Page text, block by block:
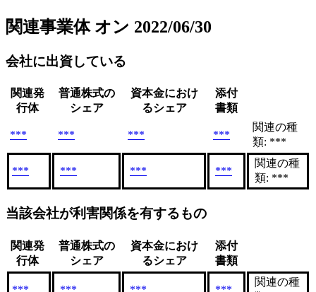
関連事業体 オン 2022/06/30
会社に出資している
関連発
行体
普通株式の
シェア
資本金におけ
るシェア
添付
書類
*** *** *** ***
関連の種
類: ***
*** *** *** ***
関連の種
類: ***
当該会社が利害関係を有するもの
関連発
行体
普通株式の
シェア
資本金におけ
るシェア
添付
書類
*** *** *** ***
関連の種